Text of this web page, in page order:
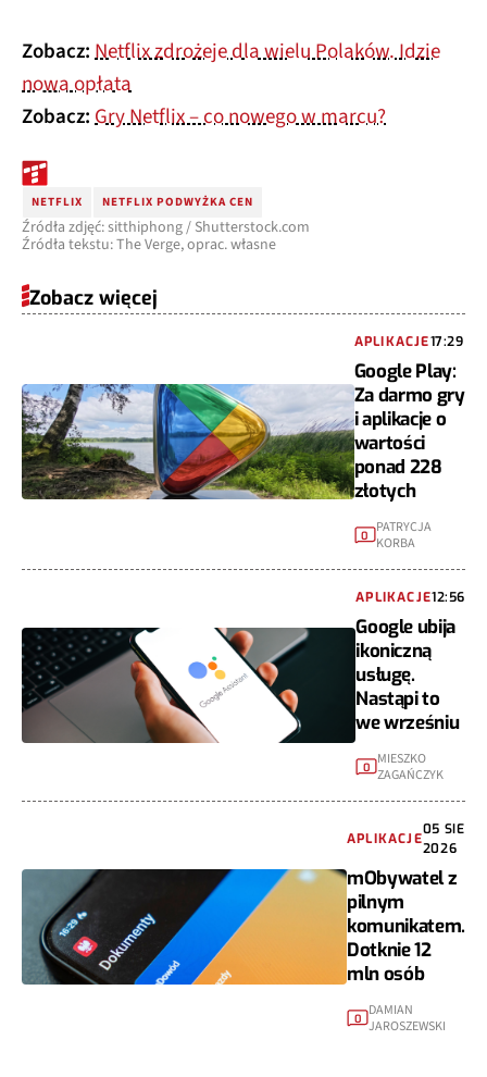
Zobacz:Netflix zdrożeje dla wielu Polaków. Idzie
nowa opłata
Zobacz:Gry Netflix – co nowego w marcu?
NETFLIX NETFLIX PODWYŻKA CEN
Źródła zdjęć: sitthiphong / Shutterstock.com
Źródła tekstu: The Verge, oprac. własne
Zobacz więcej
APLIKACJE17:29
Google Play:
Za darmo gry
i aplikacje o
wartości
ponad 228
złotych
0
PATRYCJA
KORBA
APLIKACJE12:56
Google ubija
ikoniczną
usługę.
Nastąpi to
we wrześniu
0
MIESZKO
ZAGAŃCZYK
APLIKACJE
05 SIE
2026
mObywatel z
pilnym
komunikatem.
Dotknie 12
mln osób
0
DAMIAN
JAROSZEWSKI